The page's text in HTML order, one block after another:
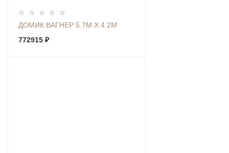
ДОМИК ВАГНЕР 5.7М Х 4.2М
772915 ₽